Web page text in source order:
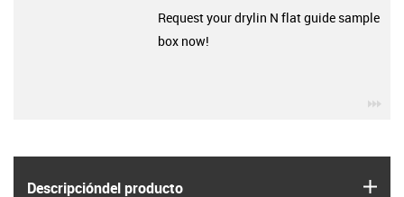
Descripción­del producto
Request your drylin N flat guide sample
box now!